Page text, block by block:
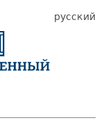
русский